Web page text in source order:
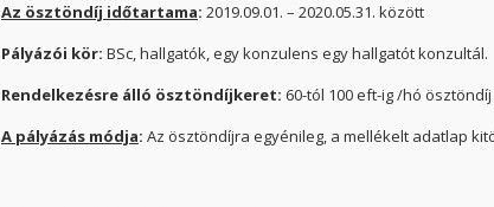
Az ösztöndíj időtartama: 2019.09.01. – 2020.05.31. között
Pályázói kör: BSc, hallgatók, egy konzulens egy hallgatót konzultál.
Rendelkezésre álló ösztöndíjkeret: 60-tól 100 eft-ig /hó
A pályázás módja: Az ösztöndíjra egyénileg, a mellékelt adatlap